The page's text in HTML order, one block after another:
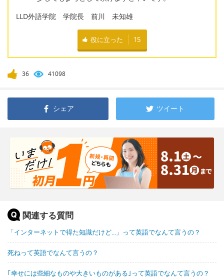
LLD外語学院 学院長 前川 未知雄
役に立った 15
36 41098
シェア ツイート
関連する質問
「インターネットで得た知識だけど...」って英語でなんて言うの？
死ねって英語でなんて言うの？
｢幸せには些細なものや大きいものがある｣って英語でなんて言うの？